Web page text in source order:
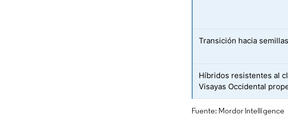
Transición hacia
Híbridos resistentes al
Visayas Occidental
Fuente: Mordor Intelligence